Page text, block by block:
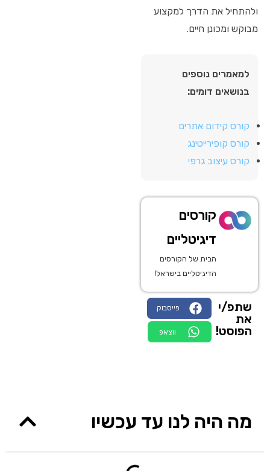
ולהתחיל את הדרך למקצוע
מבוקש ומכונן חיים.
למאמרים נוספים
בנושאים דומים:
קורס קידום אתרים
קורס קופירייטינג
קורס עיצוב גרפי
קורסים
דיגיטליים
הבית של הקורסים
הדיגיטליים בישראל!
שתפ/י
את
הפוסט!
פייסבוק
ווצאפ
מה היה לנו עד עכשיו